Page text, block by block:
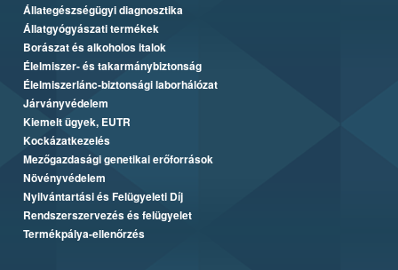
Állategészségügyi diagnosztika
Állatgyógyászati termékek
Borászat és alkoholos italok
Élelmiszer- és takarmánybiztonság
Élelmiszerlánc-biztonsági laborhálózat
Járványvédelem
Kiemelt ügyek, EUTR
Kockázatkezelés
Mezőgazdasági genetikai erőforrások
Növényvédelem
Nyilvántartási és Felügyeleti Díj
Rendszerszervezés és felügyelet
Termékpálya-ellenőrzés